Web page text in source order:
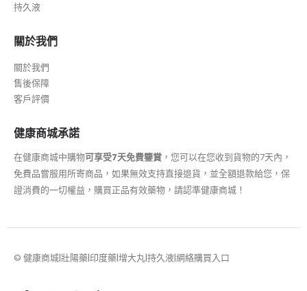
持久液
關於我們
關於我們
售後保障
客戶評價
健康商城承諾
在健康商城中購物可享受7天免費鑒賞 ，您可以在您收到貨物的7天內，
免費品嘗服用所寄商品，如果無效支持直接退貨，並全額退款給您，保
證消費的一切權益，購買正品有效藥物，請認準健康商城！
© 健康商城|壯陽藥|印度藥|增大丸|持久液|網絡購買入口